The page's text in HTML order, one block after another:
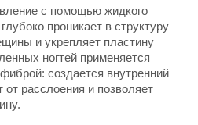
с помощью жидкого
проникает в структуру
и укрепляет пластину
ногтей применяется
создается внутренний
расслоения и позволяет